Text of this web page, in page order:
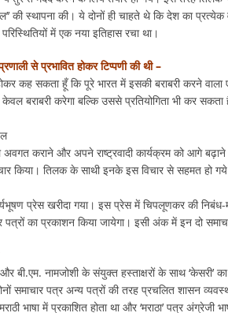
की स्थापना की। ये दोनों ही चाहते थे कि देश का प्रत्येक
में एक नया इतिहास रचा था।
से प्रभावित होकर टिप्पणी की थी –
कह सकता हूँ कि पूरे भारत में इसकी बराबरी करने
बराबरी करेगा बल्कि उससे प्रतियोगिता भी कर
अवगत कराने और अपने राष्ट्रवादी कार्यक्रम को आगे
किया। तिलक के साथी इनके इस विचार से सहमत हो
प्रेस खरीदा गया। इस प्रेस में चिपलूणकर की निबंध-
पत्रों का प्रकाशन किया जायेगा। इसी अंक में इन दो
नामजोशी के संयुक्त हस्ताक्षरों के साथ ‘केसरी’ का
समाचार पत्र अन्य पत्रों की तरह प्रचलित शासन
भाषा में प्रकाशित होता था और ‘मराठा’ पत्र अंग्रेजी